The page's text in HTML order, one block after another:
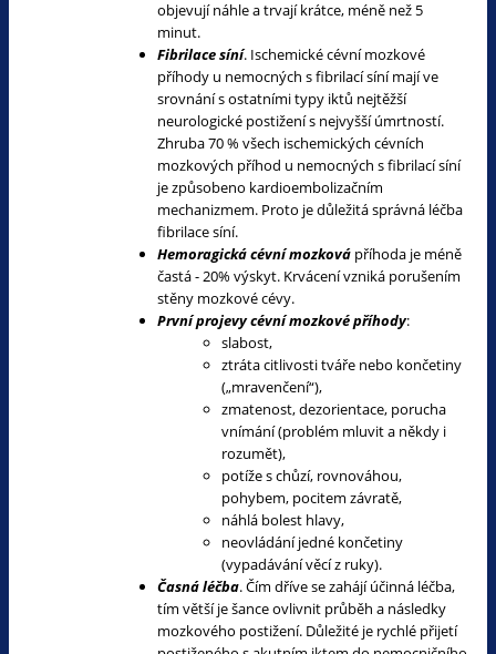
objevují náhle a trvají krátce, méně než 5
minut.
Fibrilace síní. Ischemické cévní mozkové
příhody u nemocných s fibrilací síní mají ve
srovnání s ostatními typy iktů nejtěžší
neurologické postižení s nejvyšší úmrtností.
Zhruba 70 % všech ischemických cévních
mozkových příhod u nemocných s fibrilací síní
je způsobeno kardioembolizačním
mechanizmem. Proto je důležitá správná léčba
fibrilace síní.
Hemoragická cévní mozková příhoda je méně
častá - 20% výskyt. Krvácení vzniká porušením
stěny mozkové cévy.
První projevy cévní mozkové příhody:
slabost,
ztráta citlivosti tváře nebo končetiny
(„mravenčení“),
zmatenost, dezorientace, porucha
vnímání (problém mluvit a někdy i
rozumět),
potíže s chůzí, rovnováhou,
pohybem, pocitem závratě,
náhlá bolest hlavy,
neovládání jedné končetiny
(vypadávání věcí z ruky).
Časná léčba. Čím dříve se zahájí účinná léčba,
tím větší je šance ovlivnit průběh a následky
mozkového postižení. Důležité je rychlé přijetí